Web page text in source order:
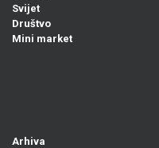
Svijet
Društvo
Mini market
Arhiva